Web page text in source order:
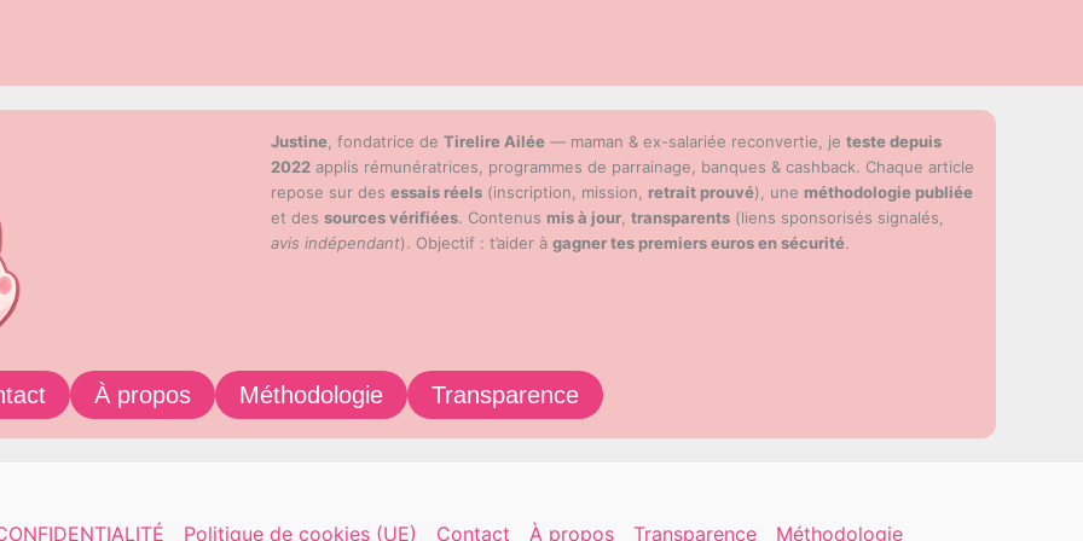
Justine , fondatrice de Tirelire Ailée — maman & ex-salariée reconvertie, je teste depuis
2022 applis rémunératrices, programmes de parrainage, banques & cashback. Chaque article
repose sur des essais réels (inscription, mission, retrait prouvé), une méthodologie publiée
et des sources vérifiées. Contenus mis à jour transparents (liens sponsorisés signalés,
avis indépendant). Objectif : t’aider à gagner tes premiers euros en sécurité.
À propos Méthodologie Transparence
Politique de cookies (UE) Contact À propos Transparence Méthodologie